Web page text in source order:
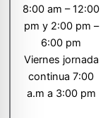
8:00 am – 12:00
pm y 2:00 pm –
6:00 pm
Viernes jornada
continua 7:00
a.m a 3:00 pm